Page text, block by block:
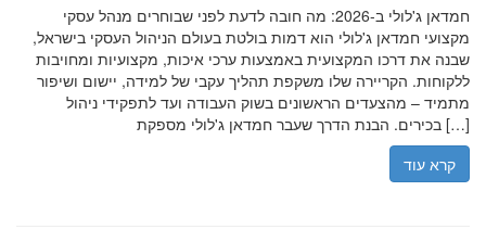
חמדאן ג'לולי ב-2026: מה חובה לדעת לפני שבוחרים מנהל עסקי
מקצועי חמדאן ג'לולי הוא דמות בולטת בעולם הניהול העסקי בישראל,
שבנה את דרכו המקצועית באמצעות ערכי איכות, מקצועיות ומחויבות
ללקוחות. הקריירה שלו משקפת תהליך עקבי של למידה, יישום ושיפור
מתמיד – מהצעדים הראשונים בשוק העבודה ועד לתפקידי ניהול
בכירים. הבנת הדרך שעבר חמדאן ג'לולי מספקת […]
קרא עוד